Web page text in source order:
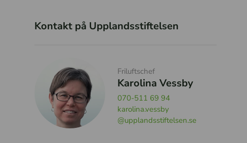
Kontakt på Upplandsstiftelsen
Friluftschef
Karolina Vessby
070-511 69 94
karolina.vessby
@upplandsstiftelsen.se